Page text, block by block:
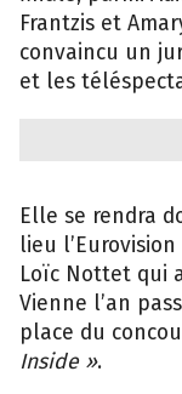
Frantzis et
convaincu un
et les
Elle se rendra
lieu
Loïc Nottet qui
Vienne l’an
place du
Inside ».